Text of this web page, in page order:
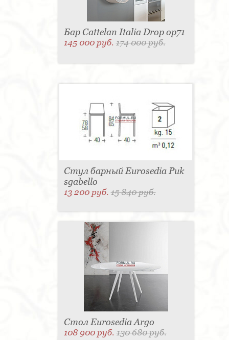
Бар Cattelan Italia Drop op71
145 000 руб.174 000 руб.
Стул барный Eurosedia Puk
sgabello
13 200 руб.15 840 руб.
Стол Eurosedia Argo
108 900 руб.130 680 руб.